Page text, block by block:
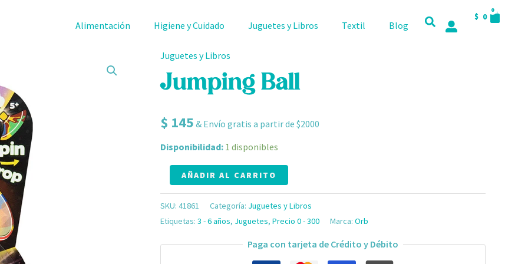
Alimentación Higiene y Cuidado Juguetes y Libros Textil Blog
$ 0
0
CART
Juguetes y Libros
Jumping Ball
$ 145 & Envío gratis a partir de $2000
Disponibilidad: 1 disponibles
Jumping
Ball
cantidad
AÑADIR AL CARRITO
SKU: 41861 Categoría: Juguetes y Libros
Etiquetas: 3 - 6 años, Juguetes, Precio 0 - 300 Marca: Orb
Paga con tarjeta de Crédito y Débito